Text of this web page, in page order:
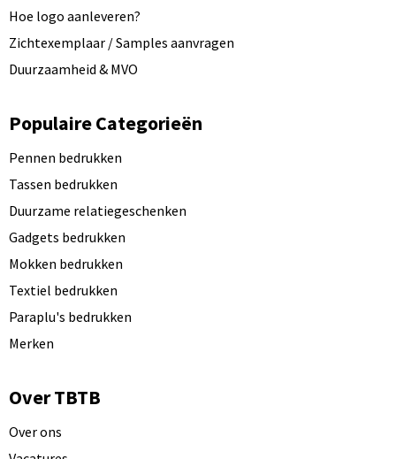
Hoe logo aanleveren?
Zichtexemplaar / Samples aanvragen
Duurzaamheid & MVO
Populaire Categorieën
Pennen bedrukken
Tassen bedrukken
Duurzame relatiegeschenken
Gadgets bedrukken
Mokken bedrukken
Textiel bedrukken
Paraplu's bedrukken
Merken
Over TBTB
Over ons